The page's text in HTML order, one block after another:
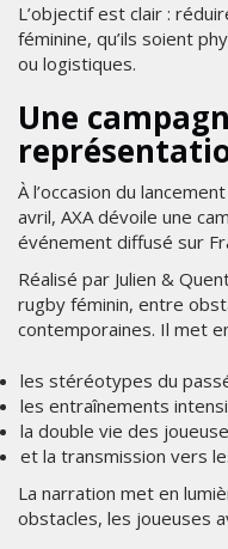
L’objectif est clair :
féminine, qu’ils soient
ou logistiques.
Une
À l’occasion du
avril, AXA dévoile une
événement diffusé sur
Réalisé par Julien &
rugby féminin, entre
contemporaines. Il met
les stéréotypes du
les entraînements
la double vie des
et la transmission vers
La narration met en
obstacles, les joueuses